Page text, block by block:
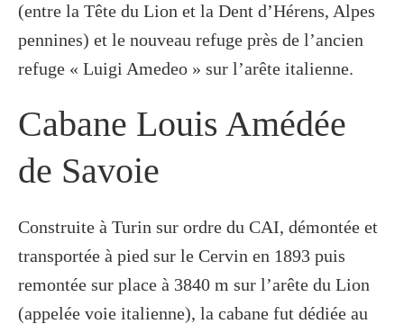
(entre la Tête du Lion et la Dent d’Hérens, Alpes
pennines) et le nouveau refuge près de l’ancien
refuge « Luigi Amedeo » sur l’arête italienne.
Cabane Louis Amédée
de Savoie
Construite à Turin sur ordre du CAI, démontée et
transportée à pied sur le Cervin en 1893 puis
remontée sur place à 3840 m sur l’arête du Lion
(appelée voie italienne), la cabane fut dédiée au